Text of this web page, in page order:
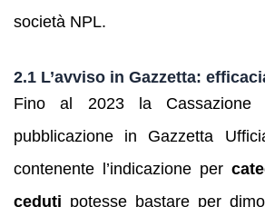
società NPL.
2.1 L’avviso in Gazzetta:
Fino al 2023 la Cassazione
pubblicazione in Gazzetta
contenente l’indicazione per
ceduti potesse bastare per